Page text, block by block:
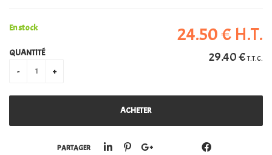
24.50€ H.T.
29.40€T.T.C.
En stock
QUANTITÉ
PARTAGER